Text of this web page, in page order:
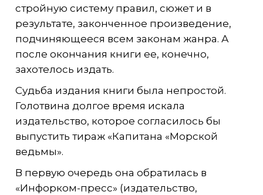
стройную систему правил, сюжет и в
результате, законченное произведение,
подчиняющееся всем законам жанра. А
после окончания книги ее, конечно,
захотелось издать.
Судьба издания книги была непростой.
Голотвина долгое время искала
издательство, которое согласилось бы
выпустить тираж «Капитана «Морской
ведьмы».
В первую очередь она обратилась в
«Инфорком-пресс» (издательство,